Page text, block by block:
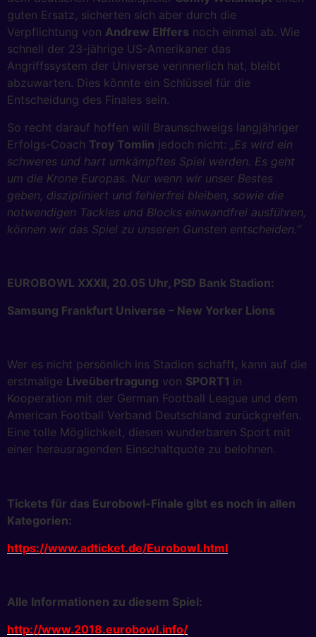
guten Ersatz, sicherten sich aber durch die
Verpflichtung von Andrew Elffers noch einmal ab. Wie
schnell der 23-jährige US-Amerikaner das
Angriffssystem der Universe verinnerlich hat, bleibt
abzuwarten. Dies könnte ein Schlüssel für die
Entscheidung des Finales sein.
So recht darauf hoffen will Braunschweigs langjähriger
Erfolgs-Coach Troy Tomlin jedoch nicht:
„Es wird ein
schweres und hart umkämpftes Spiel werden. Es geht
um die Krone Europas. Nur wenn wir unser Bestes
geben, diszipliniert und fehlerfrei bleiben, sowie die
notwendigen Tackles und Blocks einwandfrei ausführen,
können wir das Spiel zu unseren Gunsten entscheiden.“
EUROBOWL XXXII, 20.05 Uhr, PSD Bank Stadion:
Samsung Frankfurt Universe – New Yorker Lions
Wer es nicht persönlich ins Stadion schafft, kann auf die
erstmalige Liveübertragung von SPORT1 in
Kooperation mit der German Football League und dem
American Football Verband Deutschland zurückgreifen.
Eine tolle Möglichkeit, diesen wunderbaren Sport mit
einer herausragenden Einschaltquote zu belohnen.
Tickets für das Eurobowl-Finale gibt es noch in allen
Kategorien:
https://www.adticket.de/Eurobowl.html
Alle Informationen zu diesem Spiel:
http://www.2018.eurobowl.info/